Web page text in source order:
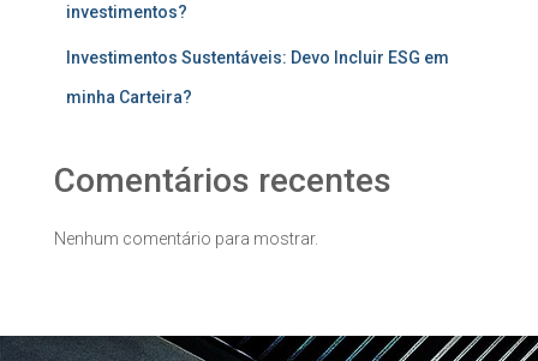
investimentos?
Investimentos Sustentáveis: Devo Incluir ESG em
minha Carteira?
Comentários recentes
Nenhum comentário para mostrar.